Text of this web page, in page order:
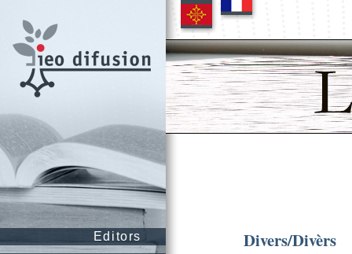
Editors
Divers/Divèrs